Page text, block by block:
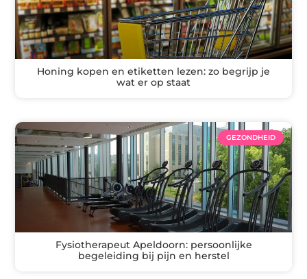
Honing kopen en etiketten lezen: zo begrijp je
wat er op staat
GEZONDHEID
Fysiotherapeut Apeldoorn: persoonlijke
begeleiding bij pijn en herstel